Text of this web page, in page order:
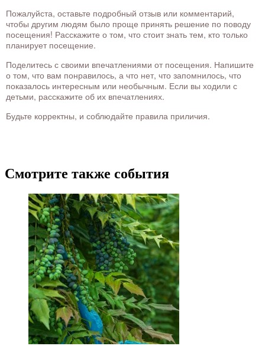
Пожалуйста, оставьте подробный отзыв или комментарий,
чтобы другим людям было проще принять решение по поводу
посещения! Расскажите о том, что стоит знать тем, кто только
планирует посещение.
Поделитесь с своими впечатлениями от посещения. Напишите
о том, что вам понравилось, а что нет, что запомнилось, что
показалось интересным или необычным. Если вы ходили с
детьми, расскажите об их впечатлениях.
Будьте корректны, и соблюдайте правила приличия.
Смотрите также события